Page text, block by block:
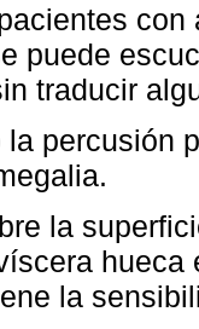
puede
traducir
percusión
la
la